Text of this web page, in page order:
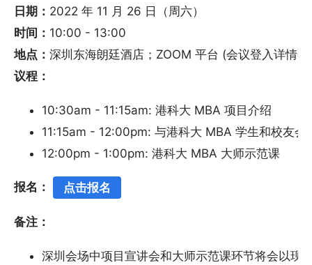
日期： 2022 年 11 月 26 日（周六）
时间： 10:00 - 13:00
地点： 深圳东海朗廷酒店；ZOOM 平台 (会议登入详情
议程：
10:30am - 11:15am: 港科大 MBA 项目介绍
11:15am - 12:00pm: 与港科大 MBA 学生和校友会
12:00pm - 1:00pm: 港科大 MBA 大师示范课
报名： 点击报名
备注：
深圳会场中项目宣讲会和大师示范课环节将会以现